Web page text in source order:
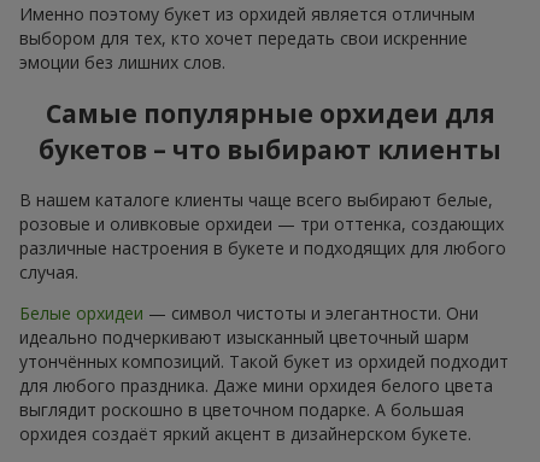
Именно поэтому букет из орхидей является отличным
выбором для тех, кто хочет передать свои искренние
эмоции без лишних слов.
Самые популярные орхидеи для
букетов – что выбирают клиенты
В нашем каталоге клиенты чаще всего выбирают белые,
розовые и оливковые орхидеи — три оттенка, создающих
различные настроения в букете и подходящих для любого
случая.
Белые орхидеи — символ чистоты и элегантности. Они
идеально подчеркивают изысканный цветочный шарм
утончённых композиций. Такой букет из орхидей подходит
для любого праздника. Даже мини орхидея белого цвета
выглядит роскошно в цветочном подарке. А большая
орхидея создаёт яркий акцент в дизайнерском букете.